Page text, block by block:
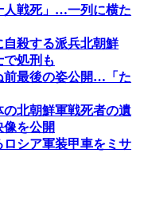
人戦死」…一列に横た
殺する派兵北朝鮮
処刑も
前最後の姿公開…「た
北朝鮮軍戦死者の遺
を公開
シア軍装甲車をミサ